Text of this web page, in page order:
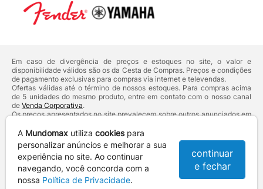
Em caso de divergência de preços e estoques no site, o valor e
disponibilidade válidos são os da Cesta de Compras. Preços e condições
de pagamento exclusivas para compras via internet e televendas.
Ofertas válidas até o término de nossos estoques. Para compras acima
de 5 unidades do mesmo produto, entre em contato com o nosso canal
de Venda Corporativa.
Os preços apresentados no site prevalecem sobre outros anunciados em
Defesa do Consumidor:Lei nº 8.078.
Vendas sujeitas à confirmação de dados e análises de crédito e risco.
Razão Social: Hayamax Distribuidora de Produtos Eletrônicos Ltda -
CNPJ: 01.725.627/0002-53 - Endereço: R. Senador Souza Naves, 9 -
Centro - CEP: 86010-921 - Londrina / PR
Mundomax. 2007 - 2026 - Todos os direitos reservados. - Fotos e
A Mundomax utiliza cookiespara
personalizar anúncios e melhorar a sua
experiência no site. Ao continuar
navegando, você concorda com a
nossa Política de Privacidade.
continuar
e fechar